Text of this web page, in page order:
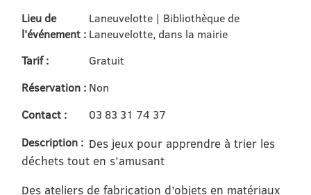
Lieu de
l'événement :
Laneuvelotte | Bibliothèque de
Laneuvelotte, dans la mairie
Tarif :
Gratuit
Réservation : Non
Contact :
03 83 31 74 37
Description : Des jeux pour apprendre à trier les
déchets tout en s’amusant
Des ateliers de fabrication d’objets en matériaux